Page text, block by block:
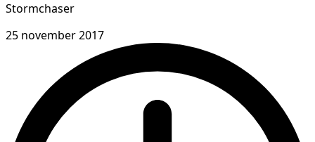
Stormchaser
25 november 2017